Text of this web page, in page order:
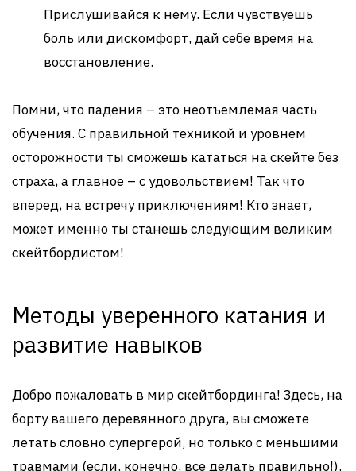
Прислушивайся к нему. Если чувствуешь
боль или дискомфорт, дай себе время на
восстановление.
Помни, что падения – это неотъемлемая часть
обучения. С правильной техникой и уровнем
осторожности ты сможешь кататься на скейте без
страха, а главное – с удовольствием! Так что
вперед, на встречу приключениям! Кто знает,
может именно ты станешь следующим великим
скейтбордистом!
Методы уверенного катания и
развитие навыков
Добро пожаловать в мир скейтбординга! Здесь, на
борту вашего деревянного друга, вы сможете
летать словно супергерой, но только с меньшими
травмами (если, конечно, все делать правильно!).